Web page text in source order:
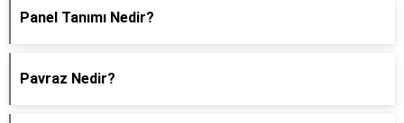
Panel Tanımı Nedir?
Pavraz Nedir?